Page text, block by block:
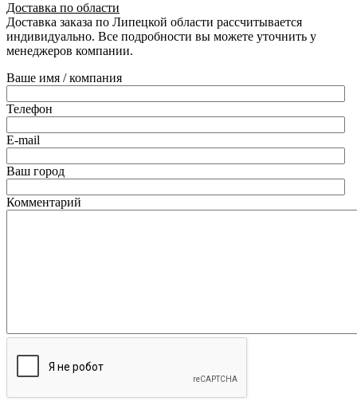
Доставка по области
Доставка заказа по Липецкой области рассчитывается
индивидуально. Все подробности вы можете уточнить у
менеджеров компании.
Ваше имя / компания
Телефон
E-mail
Ваш город
Комментарий